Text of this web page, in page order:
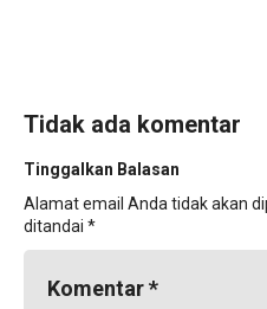
Tidak ada komentar
Tinggalkan Balasan
Alamat email Anda tidak akan
ditandai *
Komentar*